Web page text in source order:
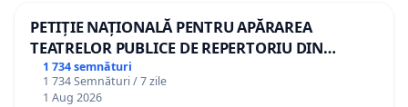
PETIȚIE NAȚIONALĂ PENTRU APĂRAREA
TEATRELOR PUBLICE DE REPERTORIU DIN
ROMÂNIA
1 734 semnături
1 734 Semnături / 7 zile
1 Aug 2026